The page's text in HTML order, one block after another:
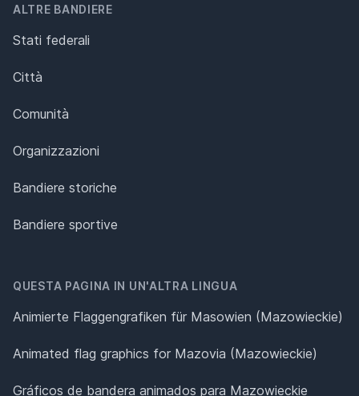
ALTRE BANDIERE
Stati federali
Città
Comunità
Organizzazioni
Bandiere storiche
Bandiere sportive
QUESTA PAGINA IN UN'ALTRA LINGUA
Animierte Flaggengrafiken für Masowien (Mazowieckie)
Animated flag graphics for Mazovia (Mazowieckie)
Gráficos de bandera animados para Mazowieckie